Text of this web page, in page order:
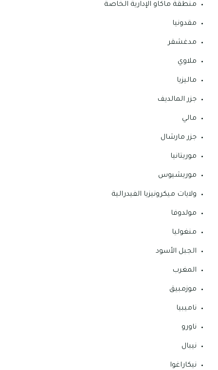
منطقة ماكاو الإدارية الخاصة
مقدونيا
مدغشقر
ملاوي
ماليزيا
جزر المالديف
مالي
جزر مارشال
موريتانيا
موريشيوس
ولايات ميكرونيزيا الفيدرالية
مولدوفا
منغوليا
الجبل الأسود
المغرب
موزمبيق
ناميبيا
ناورو
نيبال
نيكاراغوا